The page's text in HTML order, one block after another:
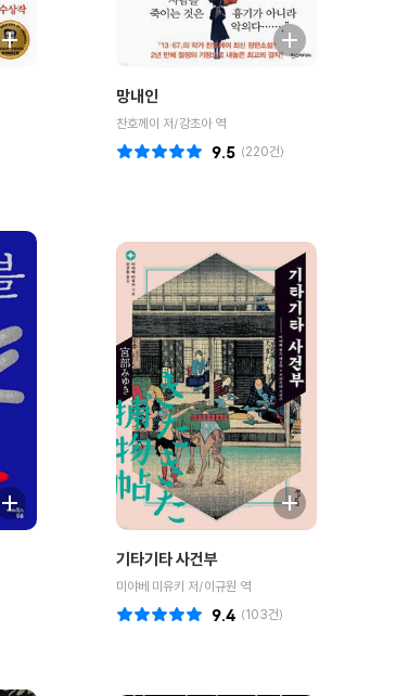
망내인
찬호께이 저/강초아 역
(220건)
9.5
기타기타 사건부
미야베 미유키 저/이규원 역
(103건)
9.4